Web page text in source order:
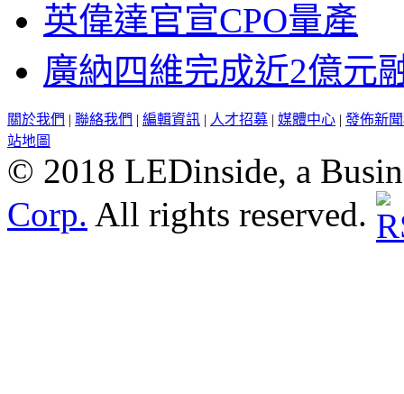
英偉達官宣CPO量產
廣納四維完成近2億元
關於我們 | 聯絡我們 | 編輯資訊 | 人才招募 | 媒體中心 | 發佈新
站地圖
© 2018 LEDinside, a
Corp. All rights reserved.